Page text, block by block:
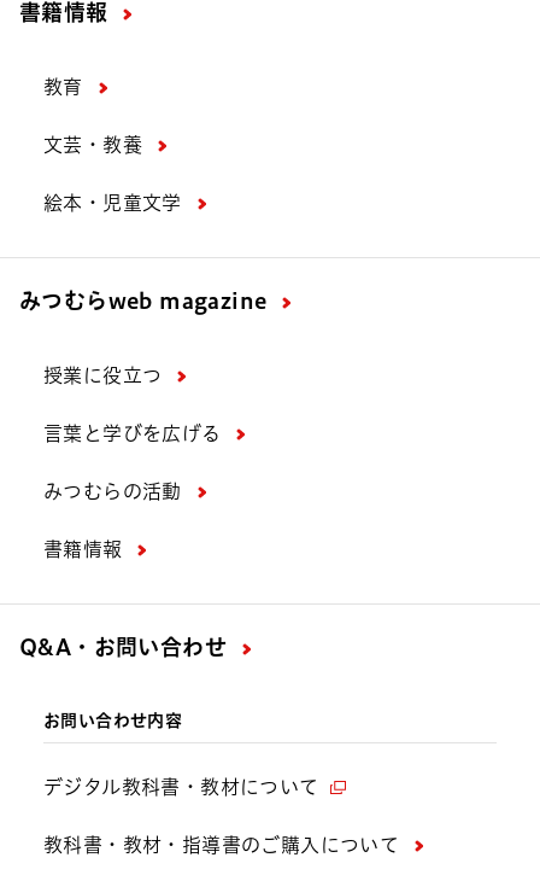
書籍情報
教育
文芸・教養
絵本・児童文学
みつむらweb magazine
授業に役立つ
言葉と学びを広げる
みつむらの活動
書籍情報
Q&A・お問い合わせ
お問い合わせ内容
デジタル教科書・教材について
教科書・教材・指導書のご購入について